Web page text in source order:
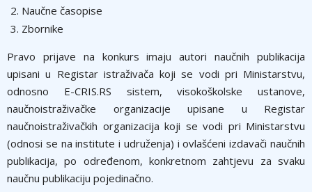
Naučne časopise
Zbornike
Pravo prijave na konkurs imaju autori naučnih publikacija
upisani u Registar istraživača koji se vodi pri Ministarstvu,
odnosno E-CRIS.RS sistem, visokoškolske ustanove,
naučnoistraživačke organizacije upisane u Registar
naučnoistraživačkih organizacija koji se vodi pri Ministarstvu
(odnosi se na institute i udruženja) i ovlašćeni izdavači naučnih
publikacija, po određenom, konkretnom zahtjevu za svaku
naučnu publikaciju pojedinačno.